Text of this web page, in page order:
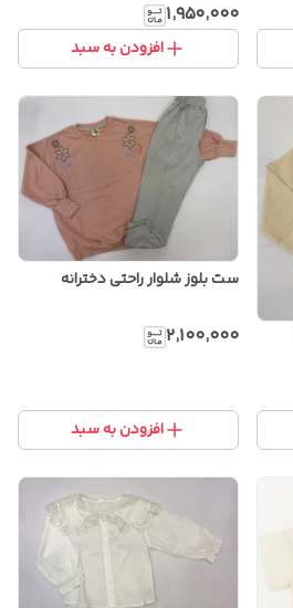
۱٬۹۵۰٬۰۰۰
افزودن به سبد
ست بلوز شلوار راحتی دخترانه
۲٬۱۰۰٬۰۰۰
افزودن به سبد